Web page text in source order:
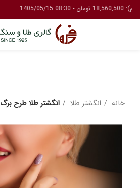
خانه انگشتر طلا انگشتر طلا طرح برگ